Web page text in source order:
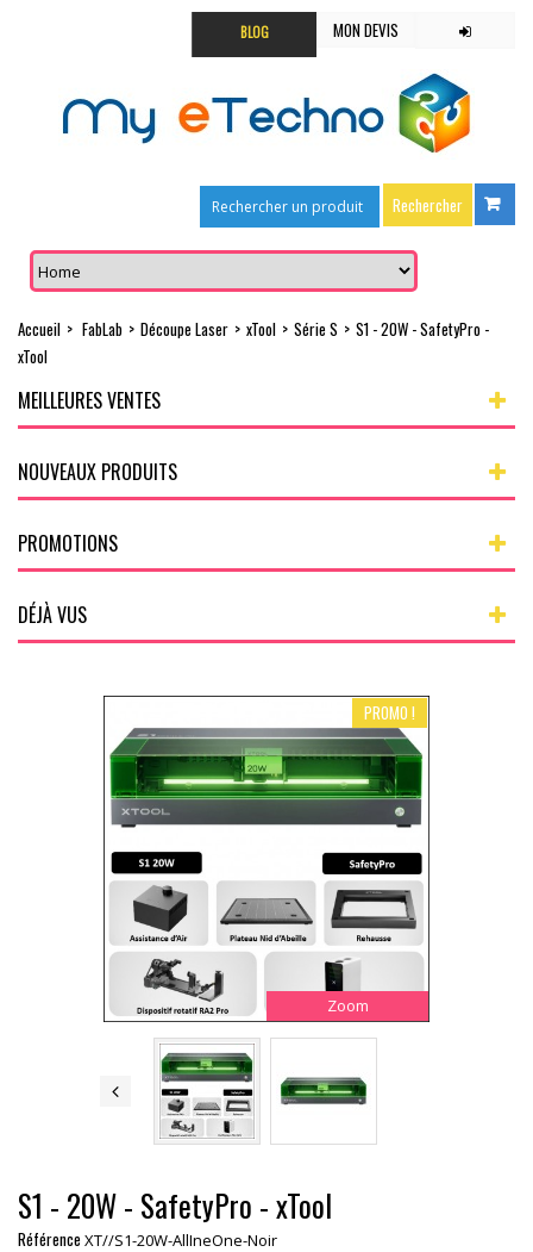
MON DEVIS
BLOG
Accueil > FabLab > Découpe Laser > xTool > Série S > S1 - 20W - SafetyPro -
xTool
MEILLEURES VENTES
NOUVEAUX PRODUITS
PROMOTIONS
DÉJÀ VUS
PROMO !
Zoom
S1 - 20W - SafetyPro - xTool
Référence XT//S1-20W-AllIneOne-Noir